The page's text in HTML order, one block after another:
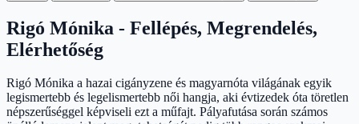
Rigó Mónika - Fellépés, Megrendelés,
Elérhetőség
Rigó Mónika a hazai cigányzene és magyarnóta világának egyik
legismertebb és legelismertebb női hangja, aki évtizedek óta töretlen
népszerűséggel képviseli ezt a műfajt. Pályafutása során számos